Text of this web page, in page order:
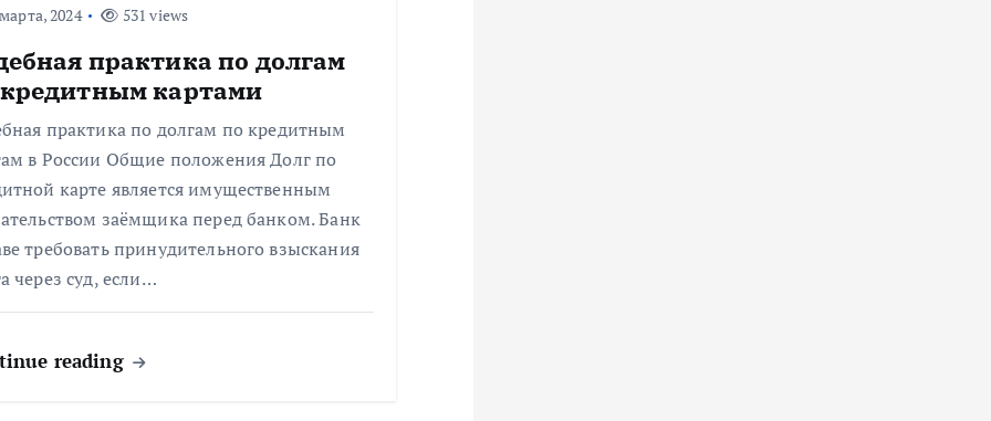
2024
531 views
практика по долгам
картами
практика по долгам по кредитным
в России Общие положения Долг по
карте является имущественным
заёмщика перед банком. Банк
требовать принудительного взыскания
через суд, если…
reading